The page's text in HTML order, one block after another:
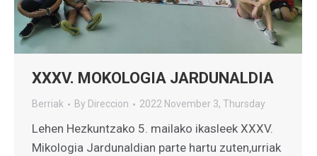
XXXV. MOKOLOGIA JARDUNALDIA
Berriak By Direccion 2022 November 3, Thursday
Lehen Hezkuntzako 5. mailako ikasleek XXXV.
Mikologia Jardunaldian parte hartu zuten,urriak